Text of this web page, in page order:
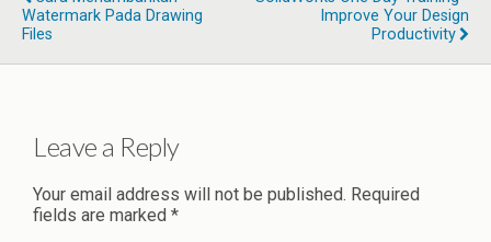
Watermark Pada Drawing
Files
Improve Your Design
Productivity
Leave a Reply
Your email address will not be published. Required
fields are marked *